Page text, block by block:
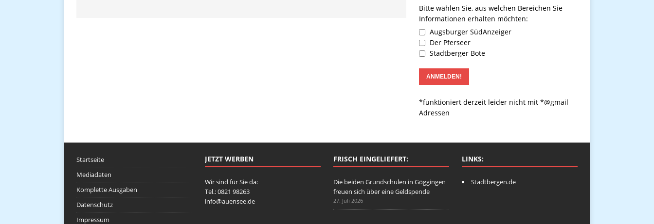
Bitte wählen Sie, aus welchen Bereichen Sie
Informationen erhalten möchten:
Augsburger SüdAnzeiger
Der Pferseer
Stadtberger Bote
*funktioniert derzeit leider nicht mit *@gmail
Adressen
Startseite
Mediadaten
Komplette Ausgaben
Datenschutz
Impressum
JETZT WERBEN
Wir sind für Sie da:
Tel.: 0821 98263
info@auensee.de
FRISCH EINGELIEFERT:
Die beiden Grundschulen in Göggingen
freuen sich über eine Geldspende
27. Juli 2026
LINKS:
Stadtbergen.de